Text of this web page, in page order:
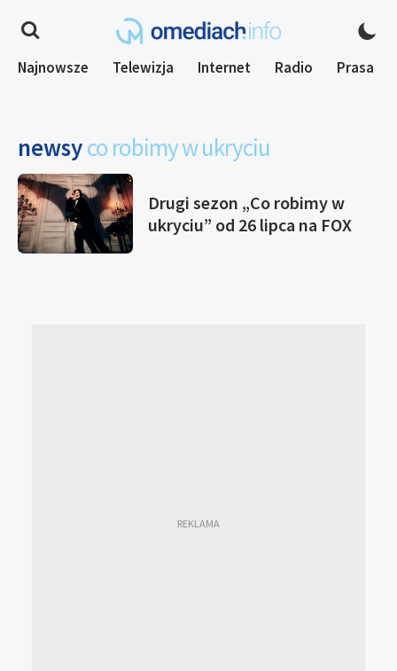
Najnowsze Telewizja Internet Radio Prasa
newsyco robimy w ukryciu
Drugi sezon „Co robimy w
ukryciu” od 26 lipca na FOX